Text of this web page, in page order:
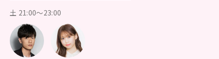
土 21:00～23:00